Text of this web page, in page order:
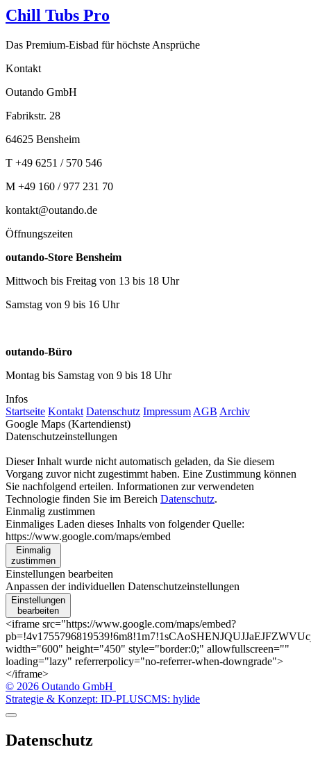
Chill Tubs Pro
Das Premium-Eisbad für höchste Ansprüche
Kontakt
Outando GmbH
Fabrikstr. 28
64625 Bensheim
T +49 6251 / 570 546
M +49 160 / 977 231 70
kontakt@outando.de
Öffnungszeiten
outando-Store Bensheim
Mittwoch bis Freitag von 13 bis 18 Uhr
Samstag von 9 bis 16 Uhr
outando-Büro
Montag bis Samstag von 9 bis 18 Uhr
Infos
Startseite Kontakt Datenschutz Impressum AGB Archiv
Google Maps (Kartendienst)
Datenschutzeinstellungen
Dieser Inhalt wurde nicht automatisch geladen, da Sie diesem
Vorgang zuvor nicht zugestimmt haben. Eine Zustimmung können
Sie nachfolgend erteilen. Informationen zur verwendeten
Technologie finden Sie im Bereich Datenschutz.
Einmalig zustimmen
Einmaliges Laden dieses Inhalts von folgender Quelle:
https://www.google.com/maps/embed
Einmalig
zustimmen
Einstellungen bearbeiten
Anpassen der individuellen Datenschutzeinstellungen
Einstellungen
bearbeiten
<iframe src="https://www.google.com/maps/embed?
width="600" height="450" style="border:0;" allowfullscreen=""
loading="lazy" referrerpolicy="no-referrer-when-downgrade">
</iframe>
© 2026 Outando GmbH
Strategie & Konzept: ID-PLUSCMS: hylide
Datenschutz